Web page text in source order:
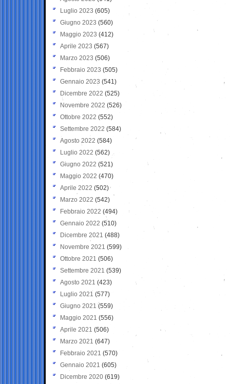
Luglio 2023 (605)
Giugno 2023 (560)
Maggio 2023 (412)
Aprile 2023 (567)
Marzo 2023 (506)
Febbraio 2023 (505)
Gennaio 2023 (541)
Dicembre 2022 (525)
Novembre 2022 (526)
Ottobre 2022 (552)
Settembre 2022 (584)
Agosto 2022 (584)
Luglio 2022 (562)
Giugno 2022 (521)
Maggio 2022 (470)
Aprile 2022 (502)
Marzo 2022 (542)
Febbraio 2022 (494)
Gennaio 2022 (510)
Dicembre 2021 (488)
Novembre 2021 (599)
Ottobre 2021 (506)
Settembre 2021 (539)
Agosto 2021 (423)
Luglio 2021 (577)
Giugno 2021(559)
Maggio 2021 (556)
Aprile 2021 (506)
Marzo 2021 (647)
Febbraio 2021 (570)
Gennaio 2021 (605)
Dicembre 2020 (619)